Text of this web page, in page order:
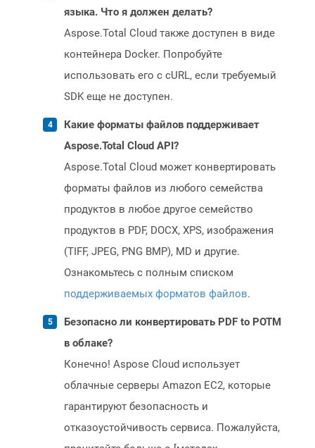
языка. Что я должен делать?
Aspose.Total Cloud также доступен в виде
контейнера Docker. Попробуйте
использовать его с cURL, если требуемый
SDK еще не доступен.
Какие форматы файлов поддерживает
Aspose.Total Cloud API?
Aspose.Total Cloud может конвертировать
форматы файлов из любого семейства
продуктов в любое другое семейство
продуктов в PDF, DOCX, XPS, изображения
(TIFF, JPEG, PNG BMP), MD и другие.
Ознакомьтесь с полным списком
поддерживаемых форматов файлов.
Безопасно ли конвертировать PDF to POTM
в облаке?
Конечно! Aspose Cloud использует
облачные серверы Amazon EC2, которые
гарантируют безопасность и
отказоустойчивость сервиса. Пожалуйста,